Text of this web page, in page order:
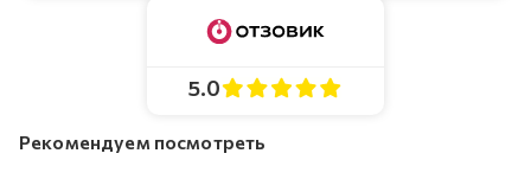
5.0
Рекомендуем посмотреть